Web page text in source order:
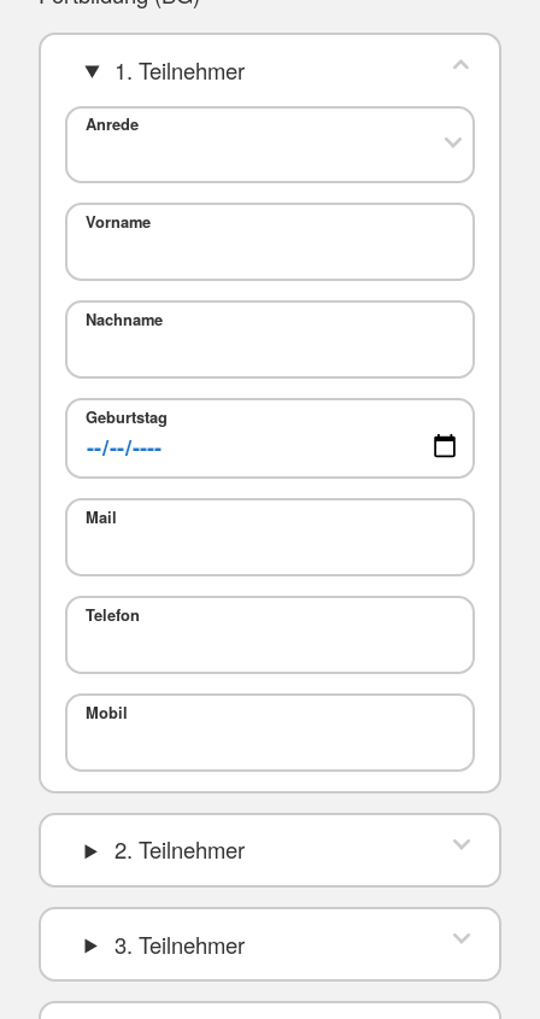
1. Teilnehmer
Anrede
Vorname
Nachname
Geburtstag
Mail
Telefon
Mobil
2. Teilnehmer
3. Teilnehmer